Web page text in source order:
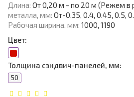
Длина: От 0,20 м - по 20 м (Режем в
металла, мм: От-0.35, 0.4, 0.45, 0.5,
Рабочая ширина, мм: 1000, 1190
Цвет:
Толщина сэндвич-панелей, мм:
50